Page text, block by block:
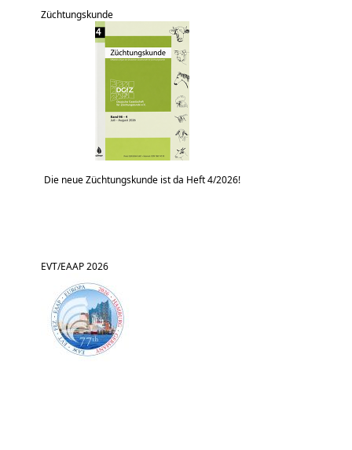
Züchtungskunde
Die neue Züchtungskunde ist da Heft 4/2026!
EVT/EAAP 2026